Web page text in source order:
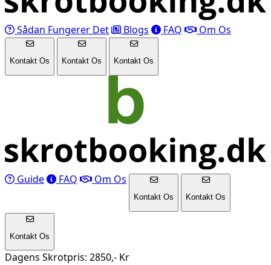
Sådan Fungerer Det Blogs FAQ Om Os
Kontakt Os Kontakt Os Kontakt Os
Guide FAQ Om Os
Kontakt Os Kontakt Os
Kontakt Os
Dagens Skrotpris: 2850,- Kr